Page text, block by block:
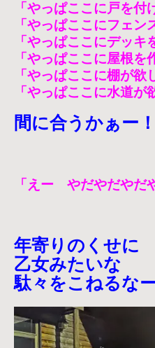
「やっぱここに戸を付
「やっぱここにフェン
「やっぱここにデッキ
「やっぱここに屋根を
「やっぱここに棚が欲
「やっぱここに水道が
間に合うかぁー
「えー やだやだやだ
年寄りのくせに
乙女みたいな
駄々をこねるな